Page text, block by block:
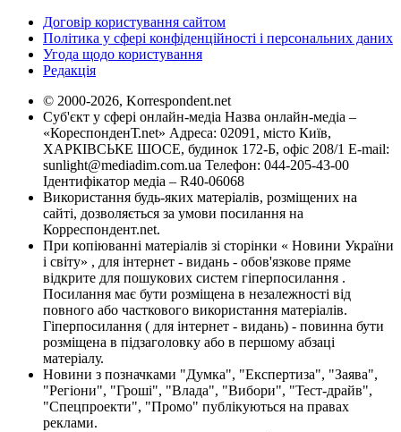
Договір користування сайтом
Політика у сфері конфіденційності і персональних даних
Угода щодо користування
Редакція
© 2000-2026, Korrespondent.net
Суб'єкт у сфері онлайн-медіа Назва онлайн-медіа –
«КореспонденТ.net» Адреса: 02091, місто Київ,
ХАРКІВСЬКЕ ШОСЕ, будинок 172-Б, офіс 208/1 E-mail:
sunlight@mediadim.com.ua Телефон: 044-205-43-00
Ідентифікатор медіа – R40-06068
Використання будь-яких матеріалів, розміщених на
сайті, дозволяється за умови посилання на
Корреспондент.net.
При копіюванні матеріалів зі сторінки « Новини України
і світу» , для інтернет - видань - обов'язкове пряме
відкрите для пошукових систем гіперпосилання .
Посилання має бути розміщена в незалежності від
повного або часткового використання матеріалів.
Гіперпосилання ( для інтернет - видань) - повинна бути
розміщена в підзаголовку або в першому абзаці
матеріалу.
Новини з позначками "Думка", "Експертиза", "Заява",
"Регіони", "Гроші", "Влада", "Вибори", "Тест-драйв",
"Спецпроекти", "Промо" публікуються на правах
реклами.